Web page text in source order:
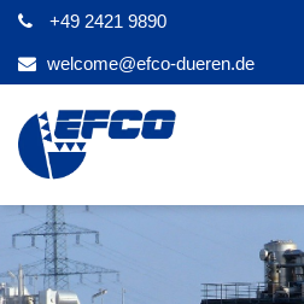
+49 2421 9890
welcome@efco-dueren.de